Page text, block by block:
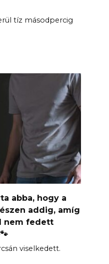
tíz másodpercig
abba, hogy a
addig, amíg
nem fedett
viselkedett.